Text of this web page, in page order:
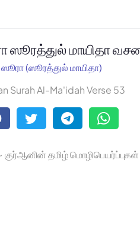
ஸூரத்துல் மாயிதா
ஸூரா (ஸூரத்துல் மாயிதா)
Surah Al-Ma'idah Verse 53
குர்ஆனின் தமிழ்